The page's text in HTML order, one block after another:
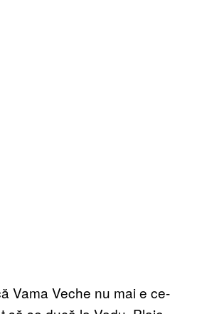
Vama Veche nu mai e ce-